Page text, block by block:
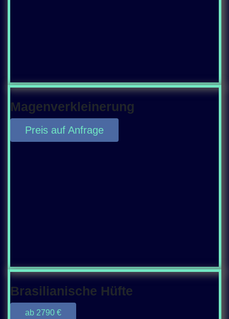
Magenverkleinerung
Preis auf Anfrage
Brasilianische Hüfte
ab 2790 €